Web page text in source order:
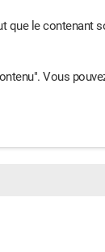
que le contenant
Vous